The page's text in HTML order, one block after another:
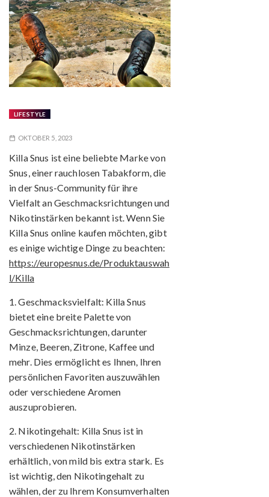
LIFESTYLE
OKTOBER 5, 2023
Killa Snus ist eine beliebte Marke von
Snus, einer rauchlosen Tabakform, die
in der Snus-Community für ihre
Vielfalt an Geschmacksrichtungen und
Nikotinstärken bekannt ist. Wenn Sie
Killa Snus online kaufen möchten, gibt
es einige wichtige Dinge zu beachten:
https://europesnus.de/Produktauswah
l/Killa
1. Geschmacksvielfalt: Killa Snus
bietet eine breite Palette von
Geschmacksrichtungen, darunter
Minze, Beeren, Zitrone, Kaffee und
mehr. Dies ermöglicht es Ihnen, Ihren
persönlichen Favoriten auszuwählen
oder verschiedene Aromen
auszuprobieren.
2. Nikotingehalt: Killa Snus ist in
verschiedenen Nikotinstärken
erhältlich, von mild bis extra stark. Es
ist wichtig, den Nikotingehalt zu
wählen, der zu Ihrem Konsumverhalten